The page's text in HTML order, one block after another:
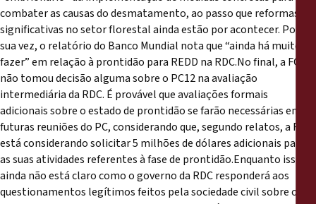
combater as causas do desmatamento, ao passo que reformas
significativas no setor florestal ainda estão por acontecer. Por
sua vez, o relatório do Banco Mundial nota que “ainda há muito a
fazer” em relação à prontidão para REDD na RDC.No final, a FCPF
não tomou decisão alguma sobre o PC12 na avaliação
intermediária da RDC. É provável que avaliações formais
adicionais sobre o estado de prontidão se farão necessárias em
futuras reuniões do PC, considerando que, segundo relatos, a RDC
está considerando solicitar 5 milhões de dólares adicionais para
as suas atividades referentes à fase de prontidão.Enquanto isso,
ainda não está claro como o governo da RDC responderá aos
questionamentos legítimos feitos pela sociedade civil sobre o